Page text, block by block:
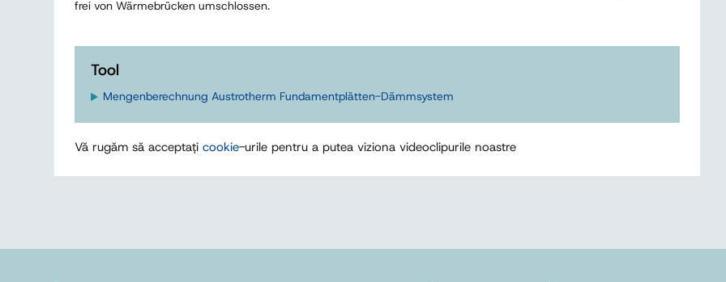
frei von Wärmebrücken umschlossen.
Tool
Mengenberechnung Austrotherm Fundamentplätten-Dämmsystem
Vă rugăm să acceptați cookie-urile pentru a putea viziona videoclipurile noastre